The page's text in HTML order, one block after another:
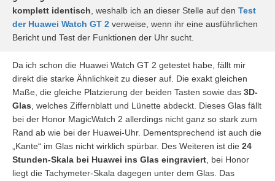
komplett identisch , weshalb ich an dieser Stelle auf den Test
der Huawei Watch GT 2 verweise, wenn ihr eine ausführlichen
Bericht und Test der Funktionen der Uhr sucht.
Da ich schon die Huawei Watch GT 2 getestet habe, fällt mir
direkt die starke Ähnlichkeit zu dieser auf. Die exakt gleichen
Maße, die gleiche Platzierung der beiden Tasten sowie das 3D-
Glas , welches Ziffernblatt und Lünette abdeckt. Dieses Glas fällt
bei der Honor MagicWatch 2 allerdings nicht ganz so stark zum
Rand ab wie bei der Huawei-Uhr. Dementsprechend ist auch die
„Kante“ im Glas nicht wirklich spürbar. Des Weiteren ist die 24
Stunden-Skala bei Huawei ins Glas eingraviert , bei Honor
liegt die Tachymeter-Skala dagegen unter dem Glas. Das